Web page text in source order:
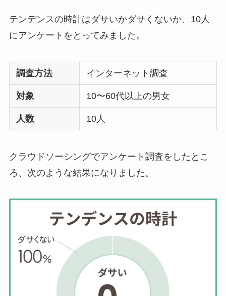
テンデンスの時計はダサいかダサくないか、10人
にアンケートをとってみました。
調査方法 インターネット調査
対象 10〜60代以上の男女
人数 10人
クラウドソーシングでアンケート調査をしたとこ
ろ、次のような結果になりました。